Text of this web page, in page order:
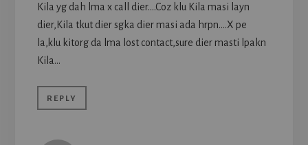
Kila yg dah lma x call dier….Coz klu Kila masi layn
dier,Kila tkut dier sgka dier masi ada hrpn….X pe
la,klu kitorg da lma lost contact,sure dier masti lpakn
Kila…
REPLY